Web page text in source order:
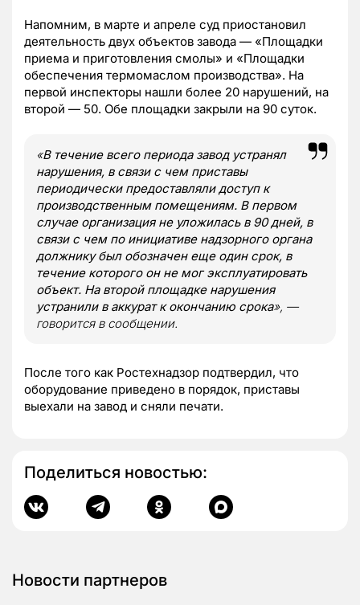
Напомним, в марте и апреле суд приостановил
деятельность двух объектов завода — «Площадки
приема и приготовления смолы» и «Площадки
обеспечения термомаслом производства». На
первой инспекторы нашли более 20 нарушений, на
второй — 50. Обе площадки закрыли на 90 суток.
«В течение всего периода завод устранял
нарушения, в связи с чем приставы
периодически предоставляли доступ к
производственным помещениям. В первом
случае организация не уложилась в 90 дней, в
связи с чем по инициативе надзорного органа
должнику был обозначен еще один срок, в
течение которого он не мог эксплуатировать
объект. На второй площадке нарушения
устранили в аккурат к окончанию срока», —
говорится в сообщении.
После того как Ростехнадзор подтвердил, что
оборудование приведено в порядок, приставы
выехали на завод и сняли печати.
Поделиться новостью:
Новости партнеров